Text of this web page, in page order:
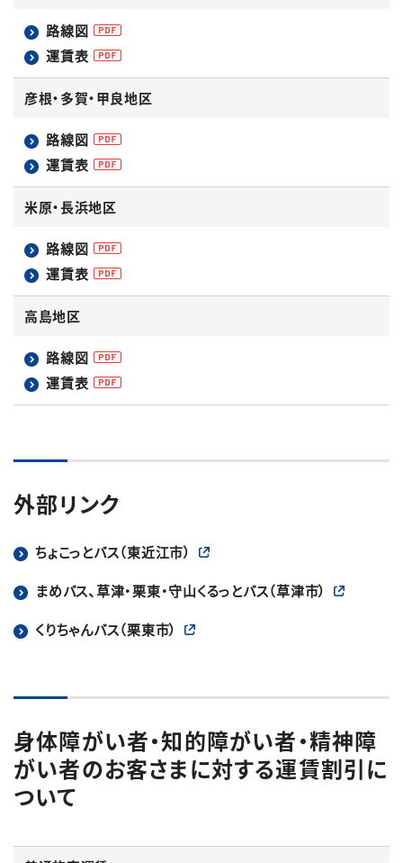
路線図
運賃表
彦根・多賀・甲良地区
路線図
運賃表
米原・長浜地区
路線図
運賃表
高島地区
路線図
運賃表
外部リンク
ちょこっとバス（東近江市）
まめバス、草津・栗東・守山くるっとバス（草津市）
くりちゃんバス（栗東市）
身体障がい者・知的障がい者・精神障
がい者のお客さまに対する運賃割引に
ついて